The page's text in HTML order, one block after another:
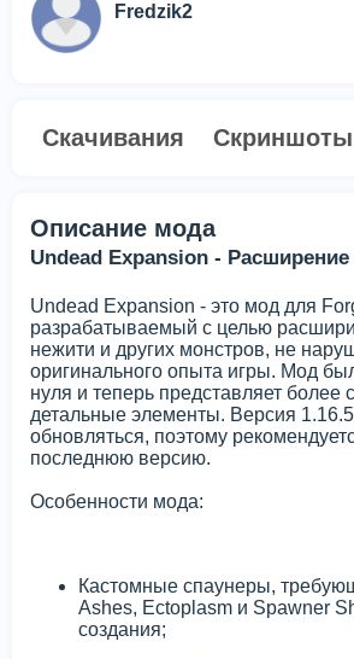
Fredzik2
Скачивания Скриншоты
Описание мода
Undead Expansion -
Undead Expansion - это мод для
разрабатываемый с целью
нежити и других монстров, не
оригинального опыта игры. Мод
нуля и теперь представляет более
детальные элементы. Версия
обновляться, поэтому
последнюю версию.
Особенности мода:
Кастомные спаунеры,
Ashes, Ectoplasm и Spawner
создания;